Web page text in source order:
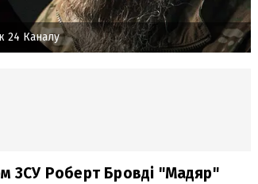
24 Каналу
ЗСУ Роберт Бровді "Мадяр"